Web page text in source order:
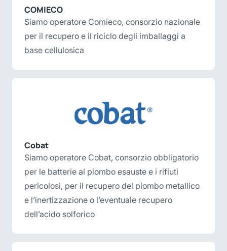
COMIECO
Siamo operatore Comieco, consorzio nazionale
per il recupero e il riciclo degli imballaggi a
base cellulosica
Cobat
Siamo operatore Cobat, consorzio obbligatorio
per le batterie al piombo esauste e i rifiuti
pericolosi, per il recupero del piombo metallico
e l’inertizzazione o l’eventuale recupero
dell’acido solforico